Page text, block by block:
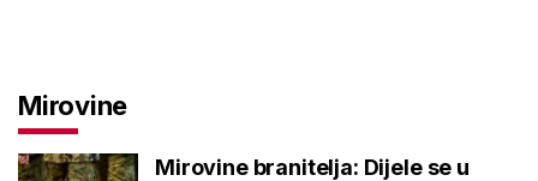
Mirovine
Mirovine branitelja: Dijele se u